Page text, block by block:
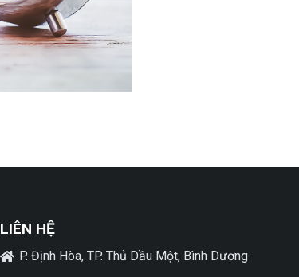
LIÊN HỆ
P. Định Hòa, TP. Thủ Dầu Một, Bình Dương